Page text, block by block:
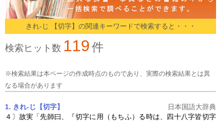
きれ‐じ 【切字】の関連キーワードで検索すると・・・
検索ヒット数 119件
※検索結果は本ページの作成時点のものであり、実際の検索結果とは異
なる場合があります
1. きれ‐じ【切字】
日本国語大辞典
４〕故実「先師曰、『切字に用（もちふ）る時は、四十八字皆切字